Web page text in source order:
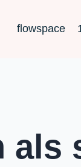
flowspace
als